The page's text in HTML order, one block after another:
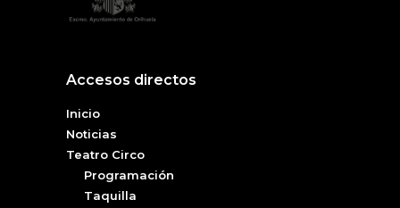
Accesos directos
Inicio
Noticias
Teatro Circo
Programación
Taquilla